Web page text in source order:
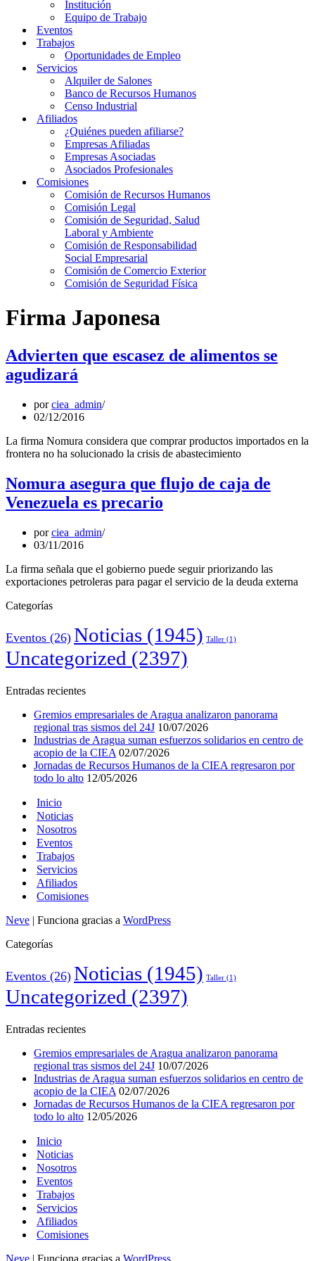
Institución
Equipo de Trabajo
Eventos
Trabajos
Oportunidades de Empleo
Servicios
Alquiler de Salones
Banco de Recursos Humanos
Censo Industrial
Afiliados
¿Quiénes pueden afiliarse?
Empresas Afiliadas
Empresas Asociadas
Asociados Profesionales
Comisiones
Comisión de Recursos Humanos
Comisión Legal
Comisión de Seguridad, Salud
Laboral y Ambiente
Comisión de Responsabilidad
Social Empresarial
Comisión de Comercio Exterior
Comisión de Seguridad Física
Firma Japonesa
Advierten que escasez de alimentos se
agudizará
porciea_admin
02/12/2016
La firma Nomura considera que comprar productos importados en la
frontera no ha solucionado la crisis de abastecimiento
Nomura asegura que flujo de caja de
Venezuela es precario
porciea_admin
03/11/2016
La firma señala que el gobierno puede seguir priorizando las
exportaciones petroleras para pagar el servicio de la deuda externa
Categorías
Eventos (26) Noticias (1945) Taller (1)
Uncategorized (2397)
Entradas recientes
Gremios empresariales de Aragua analizaron panorama
regional tras sismos del 24J 10/07/2026
Industrias de Aragua suman esfuerzos solidarios en centro de
acopio de la CIEA 02/07/2026
Jornadas de Recursos Humanos de la CIEA regresaron por
todo lo alto 12/05/2026
Inicio
Noticias
Nosotros
Eventos
Trabajos
Servicios
Afiliados
Comisiones
Neve | Funciona gracias a WordPress
Categorías
Eventos (26) Noticias (1945) Taller (1)
Uncategorized (2397)
Entradas recientes
Gremios empresariales de Aragua analizaron panorama
regional tras sismos del 24J 10/07/2026
Industrias de Aragua suman esfuerzos solidarios en centro de
acopio de la CIEA 02/07/2026
Jornadas de Recursos Humanos de la CIEA regresaron por
todo lo alto 12/05/2026
Inicio
Noticias
Nosotros
Eventos
Trabajos
Servicios
Afiliados
Comisiones
Neve | Funciona gracias a WordPress